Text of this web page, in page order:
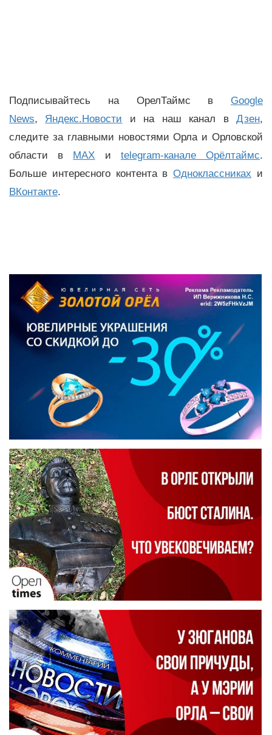
Подписывайтесь на ОрелТаймс в Google
News, Яндекс.Новости и на наш канал вДзен,
следите за главными новостями Орла и Орловской
области в MAX и telegram-канале Орёлтаймс.
Больше интересного контента вОдноклассниках и
ВКонтакте.